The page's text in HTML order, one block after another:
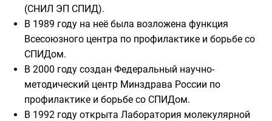
(СНИЛ ЭП СПИД).
В 1989 году на неё была возложена функция
Всесоюзного центра по профилактике и борьбе со
СПИДом.
В 2000 году создан Федеральный научно-
методический центр Минздрава России по
профилактике и борьбе со СПИДом.
В 1992 году открыта Лаборатория молекулярной